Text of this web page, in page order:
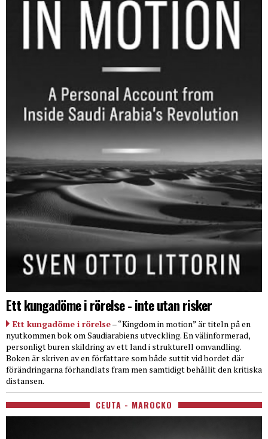
Ett kungadöme i rörelse - inte utan risker
Ett kungadöme i rörelse– “Kingdom in motion” är titeln på en
nyutkommen bok om Saudiarabiens utveckling. En välinformerad,
personligt buren skildring av ett land i strukturell omvandling.
Boken är skriven av en författare som både suttit vid bordet där
förändringarna förhandlats fram men samtidigt behållit den kritiska
distansen.
CEUTA - MAROCKO